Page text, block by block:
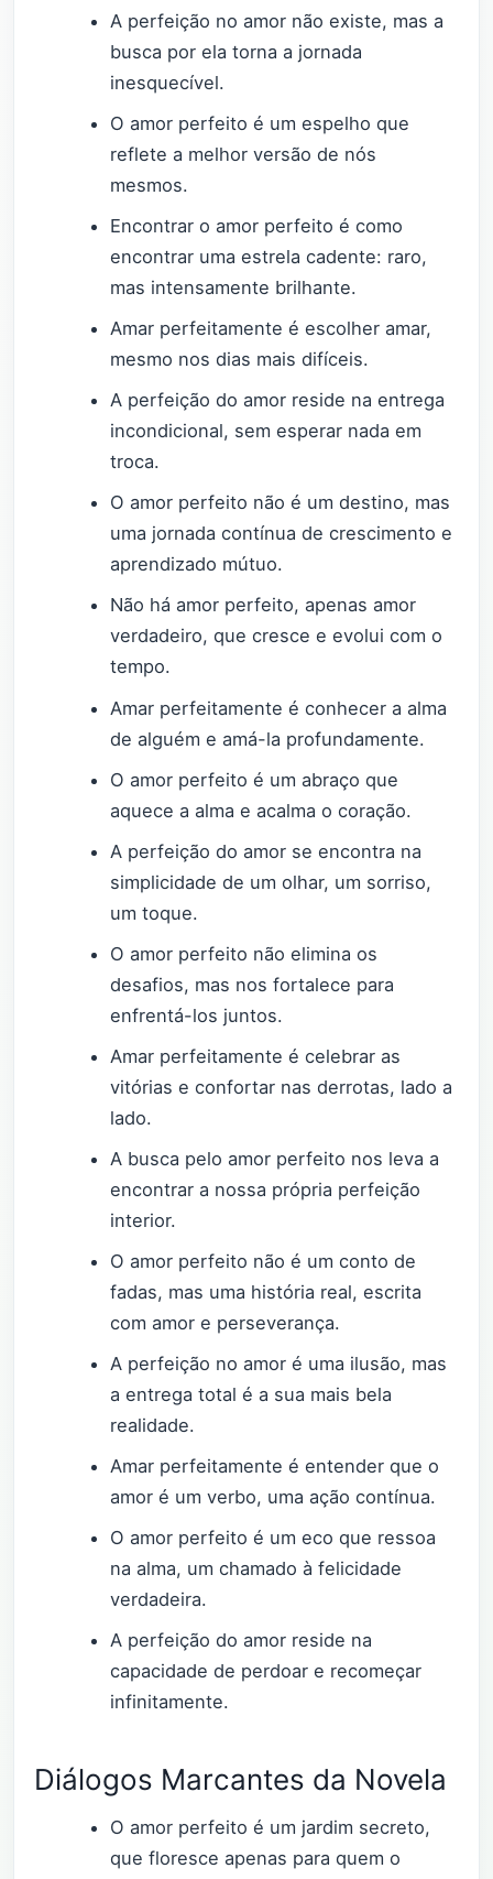
A perfeição no amor não existe, mas a
busca por ela torna a jornada
inesquecível.
O amor perfeito é um espelho que
reflete a melhor versão de nós
mesmos.
Encontrar o amor perfeito é como
encontrar uma estrela cadente: raro,
mas intensamente brilhante.
Amar perfeitamente é escolher amar,
mesmo nos dias mais difíceis.
A perfeição do amor reside na entrega
incondicional, sem esperar nada em
troca.
O amor perfeito não é um destino, mas
uma jornada contínua de crescimento e
aprendizado mútuo.
Não há amor perfeito, apenas amor
verdadeiro, que cresce e evolui com o
tempo.
Amar perfeitamente é conhecer a alma
de alguém e amá-la profundamente.
O amor perfeito é um abraço que
aquece a alma e acalma o coração.
A perfeição do amor se encontra na
simplicidade de um olhar, um sorriso,
um toque.
O amor perfeito não elimina os
desafios, mas nos fortalece para
enfrentá-los juntos.
Amar perfeitamente é celebrar as
vitórias e confortar nas derrotas, lado a
lado.
A busca pelo amor perfeito nos leva a
encontrar a nossa própria perfeição
interior.
O amor perfeito não é um conto de
fadas, mas uma história real, escrita
com amor e perseverança.
A perfeição no amor é uma ilusão, mas
a entrega total é a sua mais bela
realidade.
Amar perfeitamente é entender que o
amor é um verbo, uma ação contínua.
O amor perfeito é um eco que ressoa
na alma, um chamado à felicidade
verdadeira.
A perfeição do amor reside na
capacidade de perdoar e recomeçar
infinitamente.
Diálogos Marcantes da Novela
O amor perfeito é um jardim secreto,
que floresce apenas para quem o